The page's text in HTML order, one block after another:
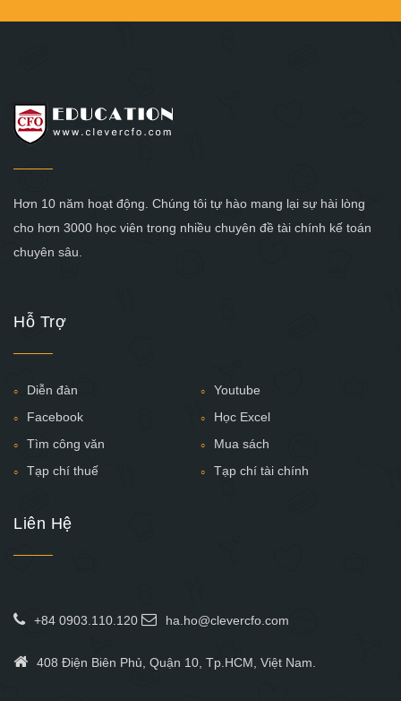
Hơn 10 năm hoạt động. Chúng tôi tự hào mang lại sự hài lòng
cho hơn 3000 học viên trong nhiều chuyên đề tài chính kế toán
chuyên sâu.
Hỗ Trợ
Diễn đàn
Youtube
Facebook
Học Excel
Tìm công văn
Mua sách
Tạp chí thuế
Tạp chí tài chính
Liên Hệ
+84 0903.110.120 ha.ho@clevercfo.com
408 Điện Biên Phủ, Quận 10, Tp.HCM, Việt Nam.